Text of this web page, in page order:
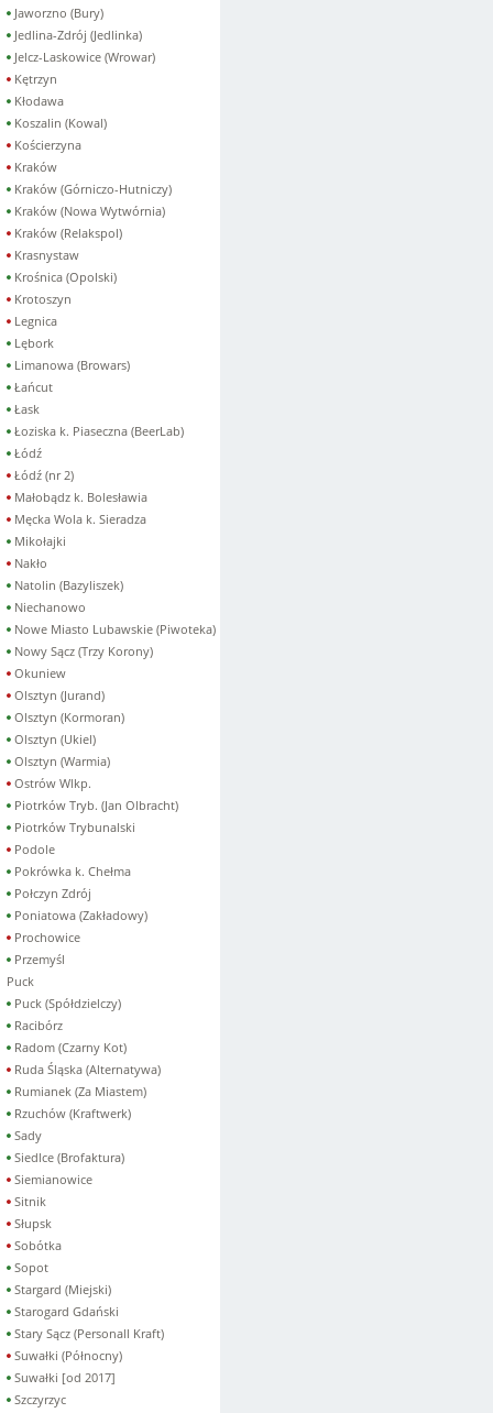
Jaworzno (Bury)
Jedlina-Zdrój (Jedlinka)
Jelcz-Laskowice (Wrowar)
Kętrzyn
Kłodawa
Koszalin (Kowal)
Kościerzyna
Kraków
Kraków (Górniczo-Hutniczy)
Kraków (Nowa Wytwórnia)
Kraków (Relakspol)
Krasnystaw
Krośnica (Opolski)
Krotoszyn
Legnica
Lębork
Limanowa (Browars)
Łańcut
Łask
Łoziska k. Piaseczna (BeerLab)
Łódź
Łódź (nr 2)
Małobądz k. Bolesławia
Męcka Wola k. Sieradza
Mikołajki
Nakło
Natolin (Bazyliszek)
Niechanowo
Nowe Miasto Lubawskie (Piwoteka)
Nowy Sącz (Trzy Korony)
Okuniew
Olsztyn (Jurand)
Olsztyn (Kormoran)
Olsztyn (Ukiel)
Olsztyn (Warmia)
Ostrów Wlkp.
Piotrków Tryb. (Jan Olbracht)
Piotrków Trybunalski
Podole
Pokrówka k. Chełma
Połczyn Zdrój
Poniatowa (Zakładowy)
Prochowice
Przemyśl
Puck
Puck (Spółdzielczy)
Racibórz
Radom (Czarny Kot)
Ruda Śląska (Alternatywa)
Rumianek (Za Miastem)
Rzuchów (Kraftwerk)
Sady
Siedlce (Brofaktura)
Siemianowice
Sitnik
Słupsk
Sobótka
Sopot
Stargard (Miejski)
Starogard Gdański
Stary Sącz (Personall Kraft)
Suwałki (Północny)
Suwałki [od 2017]
Szczyrzyc